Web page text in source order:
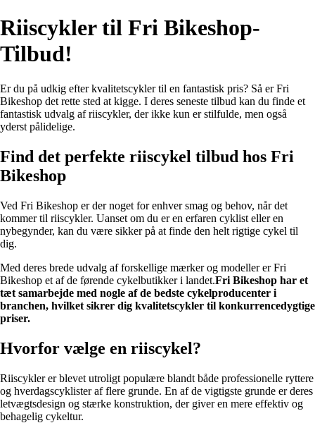
Riiscykler til Fri Bikeshop-
Tilbud!
Er du på udkig efter kvalitetscykler til en fantastisk pris? Så er Fri
Bikeshop det rette sted at kigge. I deres seneste tilbud kan du finde et
fantastisk udvalg af riiscykler, der ikke kun er stilfulde, men også
yderst pålidelige.
Find det perfekte riiscykel tilbud hos Fri
Bikeshop
Ved Fri Bikeshop er der noget for enhver smag og behov, når det
kommer til riiscykler. Uanset om du er en erfaren cyklist eller en
nybegynder, kan du være sikker på at finde den helt rigtige cykel til
dig.
Med deres brede udvalg af forskellige mærker og modeller er Fri
Bikeshop et af de førende cykelbutikker i landet.Fri Bikeshop har et
tæt samarbejde med nogle af de bedste cykelproducenter i
branchen, hvilket sikrer dig kvalitetscykler til konkurrencedygtige
priser.
Hvorfor vælge en riiscykel?
Riiscykler er blevet utroligt populære blandt både professionelle ryttere
og hverdagscyklister af flere grunde. En af de vigtigste grunde er deres
letvægtsdesign og stærke konstruktion, der giver en mere effektiv og
behagelig cykeltur.